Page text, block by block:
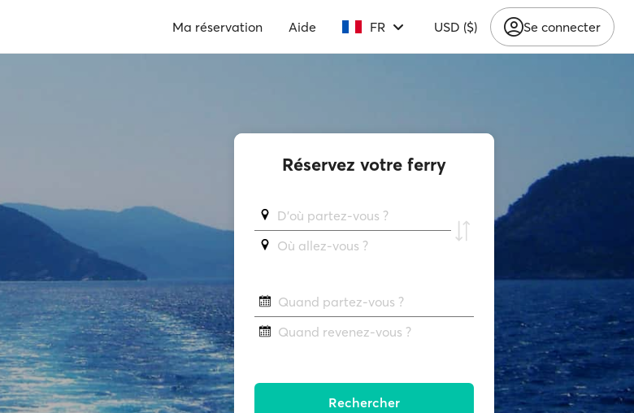
Ma réservation Aide FR USD ($) Se connecter
Réservez votre ferry
D'où partez-vous ?
Où allez-vous ?
Quand partez-vous ?
Quand revenez-vous ?
Rechercher